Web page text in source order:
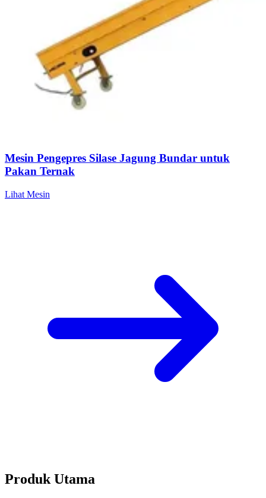
Mesin Pengepres Silase Jagung Bundar untuk
Pakan Ternak
Lihat Mesin
Produk Utama